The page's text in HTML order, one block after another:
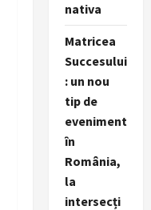
nativa
Matricea
Succesului
: un nou
tip de
eveniment
în
România,
la
intersecți